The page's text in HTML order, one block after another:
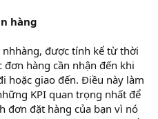
hàng
được tính kể từ thời
hàng cần nhận đến khi
hoặc giao đến. Điều này làm
KPI quan trọng nhất để
đơn đặt hàng của bạn vì nó